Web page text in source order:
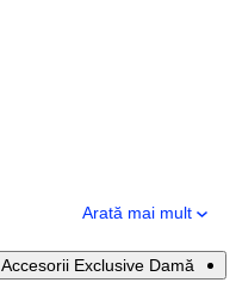
Arată mai mult
Accesorii Exclusive Damă